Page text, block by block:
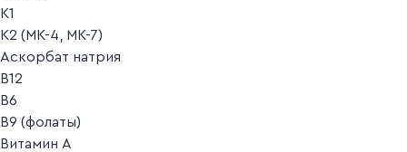
K1
K2 (MK-4, MK-7)
Аскорбат натрия
В12
В6
В9 (фолаты)
Витамин A